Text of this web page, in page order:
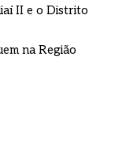
II e o Distrito
na Região